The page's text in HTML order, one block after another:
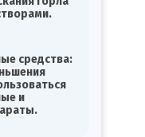
средства:
и